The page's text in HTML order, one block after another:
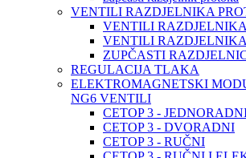
VENTILI RAZDJELNIKA
VENTILI
VENTILI
ZUPČASTI
REGULACIJA TLAKA
ELEKTROMAGNETSKI
NG6 VENTILI
CETOP 3 -
CETOP 3 - DVORADNI
CETOP 3 - RUČNI